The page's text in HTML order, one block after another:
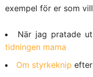
exempel för er som
När jag pratade
tidningen mama
Om styrkeknip